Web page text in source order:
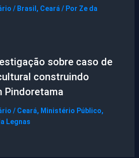
/ Brasil , Ceará / Por Ze da
sobre caso de
construindo
Pindoretama
/ Ceará, Ministério Público,
Legnas